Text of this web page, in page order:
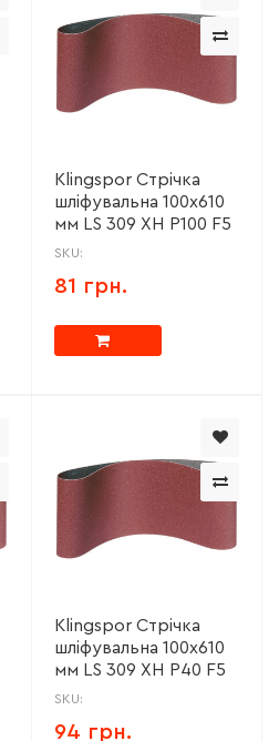
Klingspor Стрічка
шліфувальна 100x610
мм LS 309 XH P100 F5
SKU:
81 грн.
Klingspor Стрічка
шліфувальна 100x610
мм LS 309 XH P40 F5
SKU:
94 грн.